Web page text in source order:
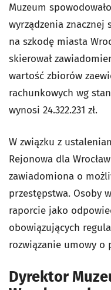
Muzeum
wyrządzenia znacznej
na szkodę miasta
skierował
wartość zbiorów
rachunkowych wg
wynosi 24.322.231 zł.
W związku z
Rejonowa dla
zawiadomiona o
przestępstwa. Osoby
raporcie jako
obowiązujących
rozwiązanie umowy o
Dyrektor